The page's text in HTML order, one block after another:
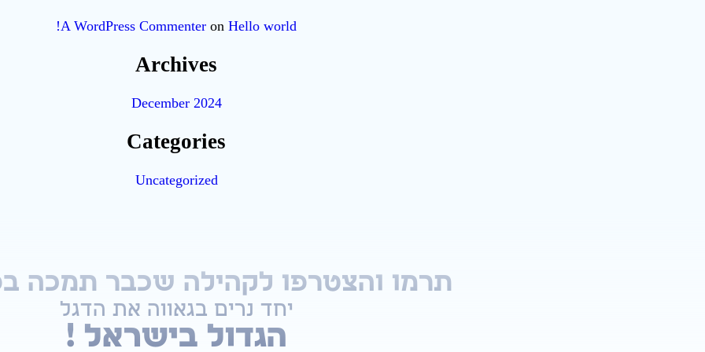
A WordPress Commenter on Hello world!
Archives
December 2024
Categories
Uncategorized
תרמו והצטרפו לקהילה שכבר תמכה
יחד נרים בגאווה את הדגל
הגדול בישראל !